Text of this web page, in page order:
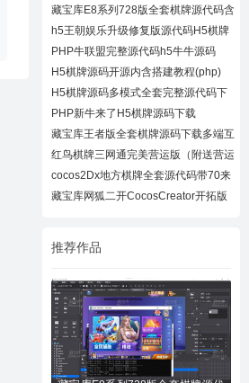
藏宝库E8系列728版全套棋牌源代码含
728UI工
h5王朝娱乐升级修复版源代码H5棋牌
全套源码
PHP牛联盟完整源代码h5牛牛源码
H5棋牌源码开源内含搭建教程(php)
H5棋牌源码多模式全套完整源代码下
载
PHP新牛来了H5棋牌源码下载
藏宝库王者版全套棋牌源码下载多端互
通棋牌
红鸟棋牌三网通完美营运版（附送营运
教程）
cocos2Dx地方棋牌全套源代码带70来
款子游戏
藏宝库网狐二开CocosCreator开拓版
推荐作品